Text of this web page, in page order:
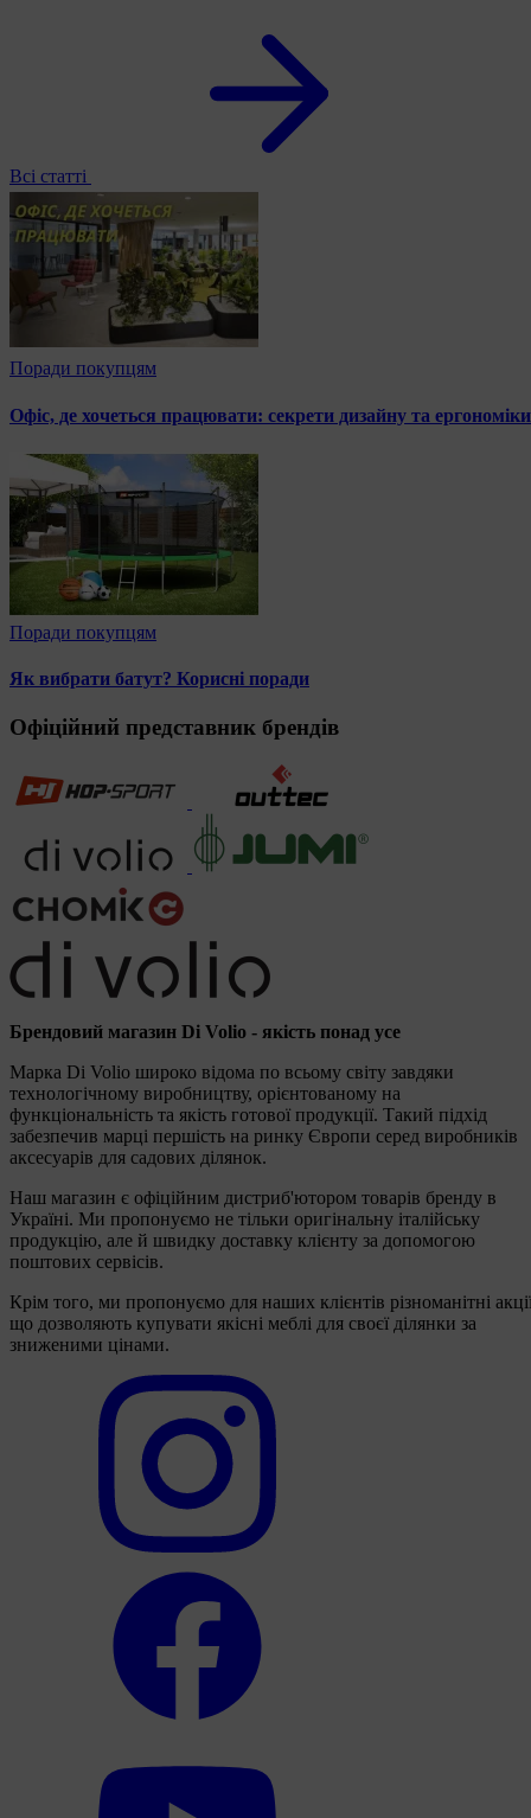
Всі статті
Поради покупцям
Офіс, де хочеться працювати: секрети дизайну та ергономіки
Поради покупцям
Як вибрати батут? Корисні поради
Офіційний представник брендів
Брендовий магазин Di Volio - якість понад усе
Марка Di Volio широко відома по всьому світу завдяки
технологічному виробництву, орієнтованому на
функціональність та якість готової продукції. Такий підхід
забезпечив марці першість на ринку Європи серед виробників
аксесуарів для садових ділянок.
Наш магазин є офіційним дистриб'ютором товарів бренду в
Україні. Ми пропонуємо не тільки оригінальну італійську
продукцію, але й швидку доставку клієнту за допомогою
поштових сервісів.
Крім того, ми пропонуємо для наших клієнтів різноманітні
що дозволяють купувати якісні меблі для своєї ділянки за
зниженими цінами.